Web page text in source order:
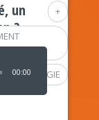
+
PSYCHOLOGIE
un
?
00:00